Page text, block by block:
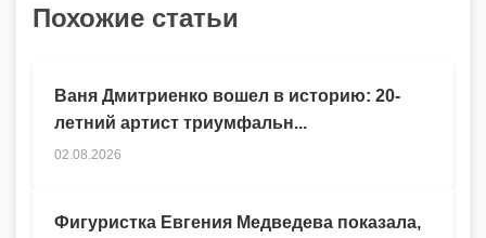
Похожие статьи
Ваня Дмитриенко вошел в историю: 20-
летний артист триумфальн...
02.08.2026
Фигуристка Евгения Медведева показала,